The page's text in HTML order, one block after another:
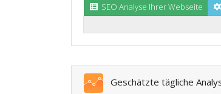
SEO Analyse Ihrer Webseite
Geschätzte tägliche